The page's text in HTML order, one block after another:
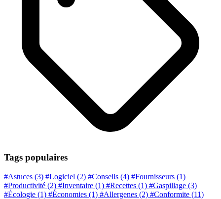
Tags populaires
#Astuces (3) #Logiciel (2) #Conseils (4) #Fournisseurs (1)
#Productivité (2) #Inventaire (1) #Recettes (1) #Gaspillage (3)
#Écologie (1) #Économies (1) #Allergenes (2) #Conformite (11)